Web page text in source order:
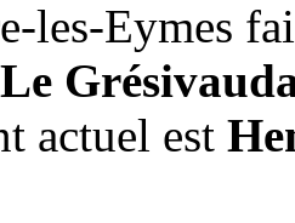
les-Eymes
actuel est